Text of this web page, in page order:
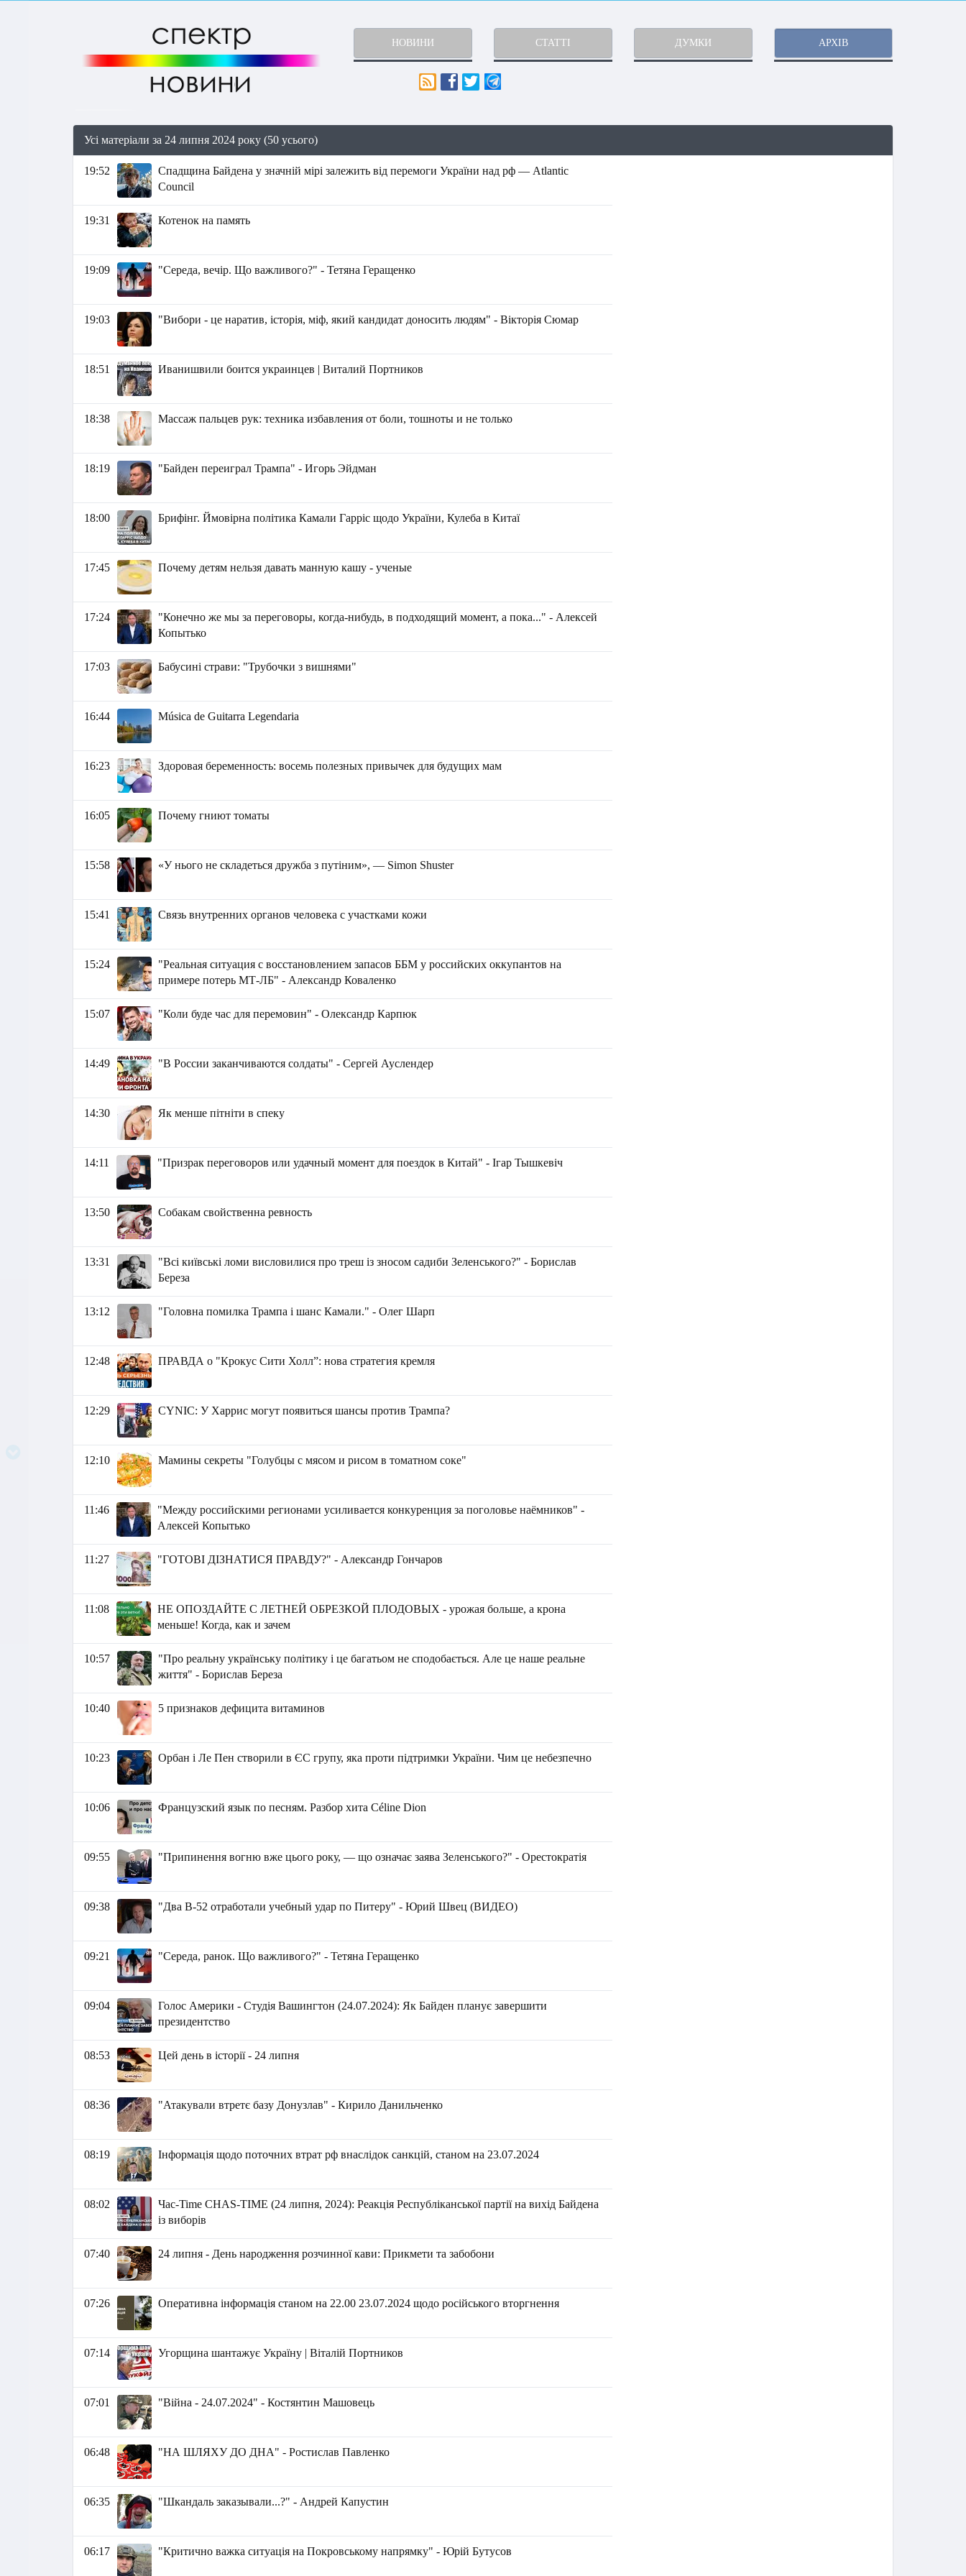
НОВИНИ СТАТТІ ДУМКИ АРХІВ
Усі матеріали за 24 липня 2024 року (50 усього)
19:52
Спадщина Байдена у значній мірі залежить від перемоги України над рф — Atlantic
Council
19:31 Котенок на память
19:09 "Середа, вечір. Що важливого?" - Тетяна Геращенко
19:03 "Вибори - це наратив, історія, міф, який кандидат доносить людям" - Вікторія Сюмар
18:51 Иванишвили боится украинцев | Виталий Портников
18:38 Массаж пальцев рук: техника избавления от боли, тошноты и не только
18:19 "Байден переиграл Трампа" - Игорь Эйдман
18:00 Брифінг. Ймовірна політика Камали Гарріс щодо України, Кулеба в Китаї
17:45 Почему детям нельзя давать манную кашу - ученые
17:24
"Конечно же мы за переговоры, когда-нибудь, в подходящий момент, а пока..." - Алексей
Копытько
17:03 Бабусині страви: "Трубочки з вишнями"
16:44 Música de Guitarra Legendaria
16:23 Здоровая беременность: восемь полезных привычек для будущих мам
16:05 Почему гниют томаты
15:58 «У нього не складеться дружба з путіним», — Simon Shuster
15:41 Связь внутренних органов человека с участками кожи
15:24
"Реальная ситуация с восстановлением запасов ББМ у российских оккупантов на
примере потерь МТ-ЛБ" - Александр Коваленко
15:07 "Коли буде час для перемовин" - Олександр Карпюк
14:49 "В России заканчиваются солдаты" - Сергей Ауслендер
14:30 Як менше пітніти в спеку
14:11 "Призрак переговоров или удачный момент для поездок в Китай" - Ігар Тышкевіч
13:50 Собакам свойственна ревность
13:31
"Всі київські ломи висловилися про треш із зносом садиби Зеленського?" - Борислав
Береза
13:12 "Головна помилка Трампа і шанс Камали." - Олег Шарп
12:48 ПРАВДА о "Крокус Сити Холл”: нова стратегия кремля
12:29 СYNIC: У Харрис могут появиться шансы против Трампа?
12:10 Мамины секреты "Голубцы с мясом и рисом в томатном соке"
11:46
"Между российскими регионами усиливается конкуренция за поголовье наёмников" -
Алексей Копытько
11:27 "ГОТОВІ ДІЗНАТИСЯ ПРАВДУ?" - Александр Гончаров
11:08
НЕ ОПОЗДАЙТЕ С ЛЕТНЕЙ ОБРЕЗКОЙ ПЛОДОВЫХ - урожая больше, а крона
меньше! Когда, как и зачем
10:57
"Про реальну українську політику і це багатьом не сподобається. Але це наше реальне
життя" - Борислав Береза
10:40 5 признаков дефицита витаминов
10:23 Орбан і Ле Пен створили в ЄС групу, яка проти підтримки України. Чим це небезпечно
10:06 Французский язык по песням. Разбор хита Céline Dion
09:55 "Припинення вогню вже цього року, — що означає заява Зеленського?" - Орестократія
09:38 "Два B-52 отработали учебный удар по Питеру" - Юрий Швец (ВИДЕО)
09:21 "Середа, ранок. Що важливого?" - Тетяна Геращенко
09:04
Голос Америки - Студія Вашингтон (24.07.2024): Як Байден планує завершити
президентство
08:53 Цей день в історії - 24 липня
08:36 "Атакували втретє базу Донузлав" - Кирило Данильченко
08:19 Інформація щодо поточних втрат рф внаслідок санкцій, станом на 23.07.2024
08:02
Час-Time CHAS-TIME (24 липня, 2024): Реакція Республіканської партії на вихід Байдена
із виборів
07:40 24 липня - День народження розчинної кави: Прикмети та забобони
07:26 Оперативна інформація станом на 22.00 23.07.2024 щодо російського вторгнення
07:14 Угорщина шантажує Україну | Віталій Портников
07:01 "Війна - 24.07.2024" - Костянтин Машовець
06:48 "НА ШЛЯХУ ДО ДНА" - Ростислав Павленко
06:35 "Шкандаль заказывали...?" - Андрей Капустин
06:17 "Критично важка ситуація на Покровському напрямку" - Юрій Бутусов